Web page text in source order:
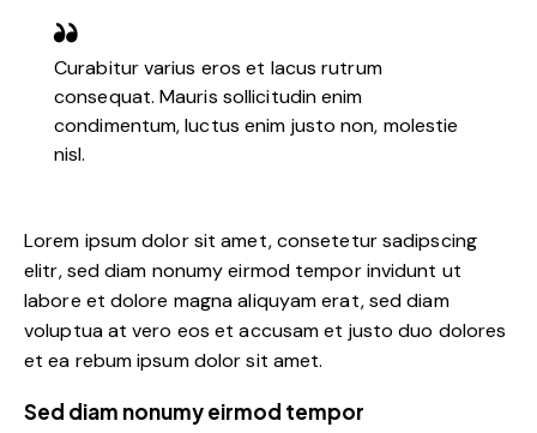
Curabitur varius eros et lacus rutrum
consequat. Mauris sollicitudin enim
condimentum, luctus enim justo non, molestie
nisl.
Lorem ipsum dolor sit amet, consetetur sadipscing
elitr, sed diam nonumy eirmod tempor invidunt ut
labore et dolore magna aliquyam erat, sed diam
voluptua at vero eos et accusam et justo duo dolores
et ea rebum ipsum dolor sit amet.
Sed diam nonumy eirmod tempor